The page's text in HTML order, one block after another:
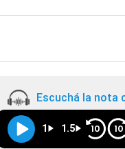
Escuchá la nota
1 1.5 10 10